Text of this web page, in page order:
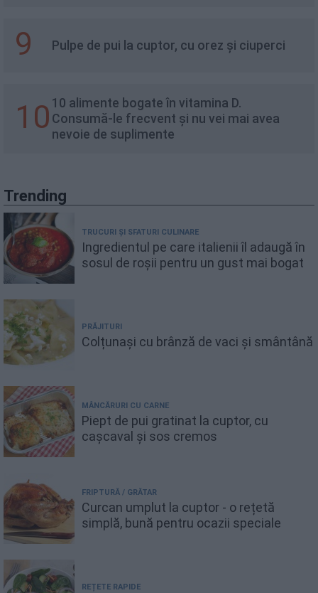
9 Pulpe de pui la cuptor, cu orez și ciuperci
10 10 alimente bogate în vitamina D.
Consumă-le frecvent și nu vei mai avea
nevoie de suplimente
Trending
TRUCURI ȘI SFATURI CULINARE
Ingredientul pe care italienii îl adaugă în
sosul de roșii pentru un gust mai bogat
PRĂJITURI
Colțunași cu brânză de vaci și smântână
MÂNCĂRURI CU CARNE
Piept de pui gratinat la cuptor, cu
cașcaval și sos cremos
FRIPTURĂ / GRĂTAR
Curcan umplut la cuptor - o rețetă
simplă, bună pentru ocazii speciale
REȚETE RAPIDE